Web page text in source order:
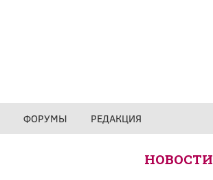
ФОРУМЫ РЕДАКЦИЯ
НОВОСТИ